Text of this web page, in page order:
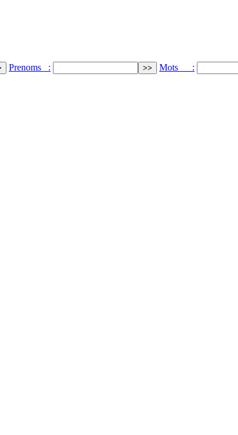
Prenoms : Mots :